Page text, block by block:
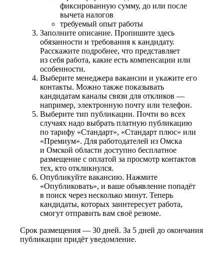
фиксированную сумму, до или после
вычета налогов
требуемый опыт работы
Заполните описание. Пропишите здесь
обязанности и требования к кандидату.
Расскажите подробнее, что представляет
из себя работа, какие есть компенсации или
особенности.
Выберите менеджера вакансии и укажите его
контакты. Можно также показывать
кандидатам каналы связи для откликов —
например, электронную почту или телефон.
Выберите тип публикации. Почти во всех
случаях надо выбрать платную публикацию
по тарифу «Стандарт», «Стандарт плюс» или
«Премиум». Для работодателей из Омска
и Омской области доступно бесплатное
размещение с оплатой за просмотр контактов
тех, кто откликнулся.
Опубликуйте вакансию. Нажмите
«Опубликовать», и ваше объявление попадёт
в поиск через несколько минут. Теперь
кандидаты, которых заинтересует работа,
смогут отправить вам своё резюме.
Срок размещения — 30 дней. За 5 дней до окончания
публикации придёт уведомление.